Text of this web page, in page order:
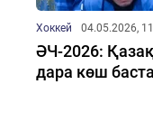
Хоккей 04.05.2026,
ӘЧ-2026:
дара көш